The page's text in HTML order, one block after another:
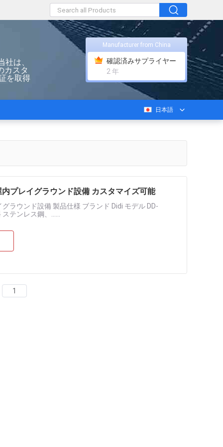
は、
カスタ
を取得
Manufacturer from China
確認済みサプライヤー
2 年
日本語
プレイグラウンド設備 カスタマイズ可能
ラウンド設備 製品仕様 ブランド Didi モデル DD-
テンレス鋼、......